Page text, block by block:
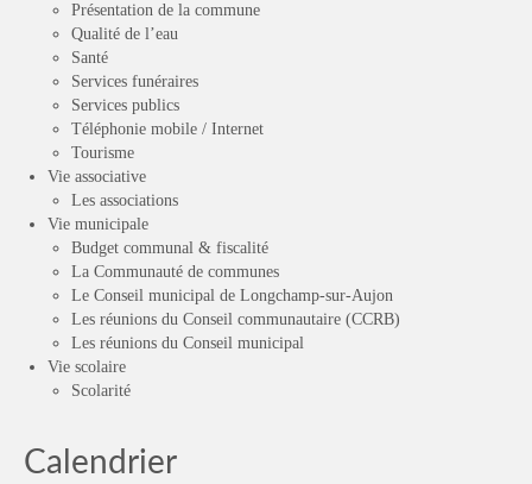
Présentation de la commune
Qualité de l’eau
Santé
Services funéraires
Services publics
Téléphonie mobile / Internet
Tourisme
Vie associative
Les associations
Vie municipale
Budget communal & fiscalité
La Communauté de communes
Le Conseil municipal de Longchamp-sur-Aujon
Les réunions du Conseil communautaire (CCRB)
Les réunions du Conseil municipal
Vie scolaire
Scolarité
Calendrier